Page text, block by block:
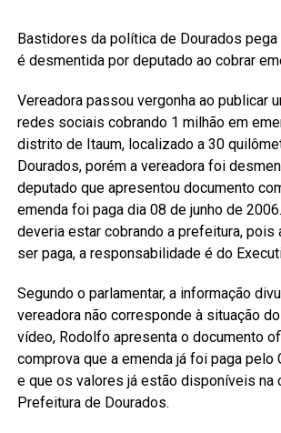
Bastidores da política de Dourados
é desmentida por deputado ao cobrar
Vereadora passou vergonha ao publicar
redes sociais cobrando 1 milhão em
distrito de Itaum, localizado a 30
Dourados, porém a vereadora foi
deputado que apresentou documento
emenda foi paga dia 08 de junho de
deveria estar cobrando a prefeitura, pois
ser paga, a responsabilidade é do
Segundo o parlamentar, a informação
vereadora não corresponde à situação
vídeo, Rodolfo apresenta o documento
comprova que a emenda já foi paga pelo
e que os valores já estão disponíveis na
Prefeitura de Dourados.